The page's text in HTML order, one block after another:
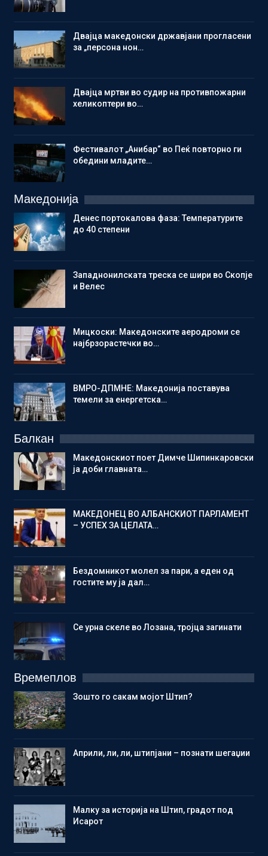
Двајца македонски државјани прогласени
за „персона нон…
Двајца мртви во судир на противпожарни
хеликоптери во…
Фестивалот „Анибар“ во Пеќ повторно ги
обедини младите…
Македонија
Денес портокалова фаза: Температурите
до 40 степени
Западнонилската треска се шири во Скопје
и Велес
Мицкоски: Македонските аеродроми се
најбрзорастечки во…
ВМРО-ДПМНЕ: Македонија поставува
темели за енергетска…
Балкан
Македонскиот поет Димче Шипинкаровски
ја доби главната…
МАКЕДОНЕЦ ВО АЛБАНСКИОТ ПАРЛАМЕНТ
– УСПЕХ ЗА ЦЕЛАТА…
Бездомникот молел за пари, а еден од
гостите му ја дал…
Се урна скеле во Лозана, тројца загинати
Времеплов
Зошто го сакам мојот Штип?
Aприли, ли, ли, штипјани – познати шегаџии
Малку за историја на Штип, градот под
Исарот